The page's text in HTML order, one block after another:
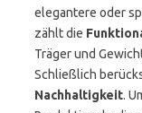
elegantere oder
zählt die
Träger und
Schließlich
Nachhaltigkeit.